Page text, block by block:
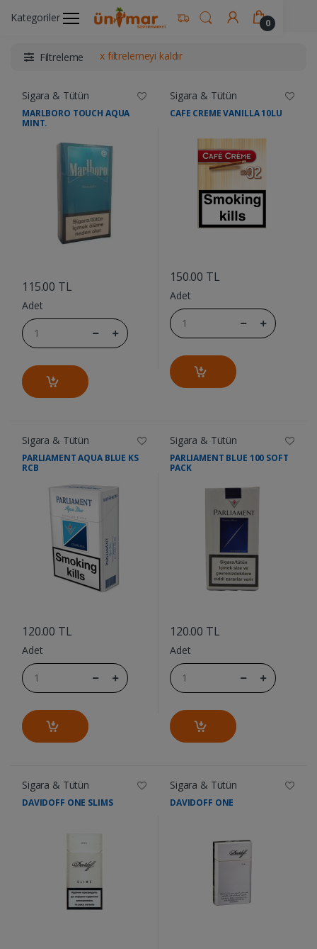
Kategoriler 0
Ünimar Anasayfa Sigara & Tütün
Filtreleme x filtrelemeyi kaldır
Sigara & Tütün
MARLBORO TOUCH AQUA
MINT.
115.00 TL
Adet
Sigara & Tütün
CAFE CREME VANILLA 10LU
150.00 TL
Adet
Sigara & Tütün
PARLIAMENT AQUA BLUE KS
RCB
120.00 TL
Adet
Sigara & Tütün
PARLIAMENT BLUE 100 SOFT
PACK
120.00 TL
Adet
Sigara & Tütün
DAVIDOFF ONE SLIMS
Sigara & Tütün
DAVIDOFF ONE